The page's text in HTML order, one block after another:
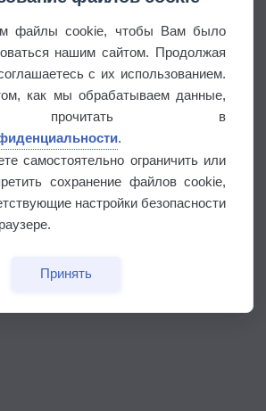
файлы cookie, чтобы Вам было
нашим сайтом. Продолжая
с их использованием.
как мы обрабатываем данные,
прочитать в
.
самостоятельно ограничить или
сохранение файлов cookie,
настройки безопасности
Принять